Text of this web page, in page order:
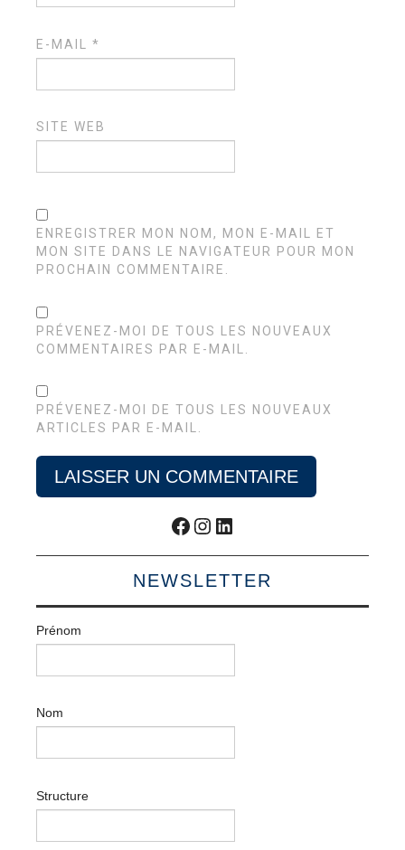
E-MAIL*
SITE WEB
ENREGISTRER MON NOM, MON E-MAIL ET
MON SITE DANS LE NAVIGATEUR POUR MON
PROCHAIN COMMENTAIRE.
PRÉVENEZ-MOI DE TOUS LES NOUVEAUX
COMMENTAIRES PAR E-MAIL.
PRÉVENEZ-MOI DE TOUS LES NOUVEAUX
ARTICLES PAR E-MAIL.
Facebook
Instagram
LinkedIn
NEWSLETTER
Prénom
Nom
Structure